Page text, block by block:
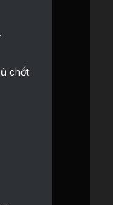
chốt